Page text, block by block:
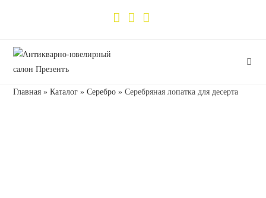
Главная »Каталог »Серебро »Серебряная лопатка для десерта